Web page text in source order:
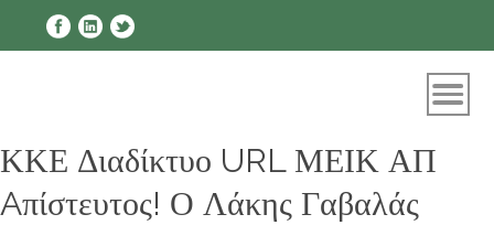
ΚΚΕ Διαδίκτυο URL ΜΕΙΚ ΑΠ
Aπίστευτος! Ο Λάκης Γαβαλάς